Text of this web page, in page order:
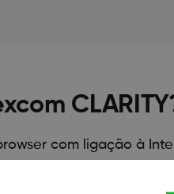
com ligação à